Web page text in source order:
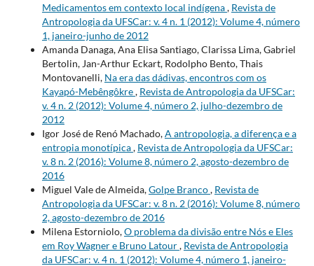
Medicamentos em contexto local indígena, Revista de
Antropologia da UFSCar: v. 4 n. 1 (2012): Volume 4, número
1, janeiro-junho de 2012
Amanda Danaga, Ana Elisa Santiago, Clarissa Lima, Gabriel
Bertolin, Jan-Arthur Eckart, Rodolpho Bento, Thais
Montovanelli, Na era das dádivas, encontros com os
Kayapó-Mebêngôkre, Revista de Antropologia da UFSCar:
v. 4 n. 2 (2012): Volume 4, número 2, julho-dezembro de
2012
Igor José de Renó Machado,A antropologia, a diferença e a
entropia monotípica, Revista de Antropologia da UFSCar:
v. 8 n. 2 (2016): Volume 8, número 2, agosto-dezembro de
2016
Miguel Vale de Almeida,Golpe Branco, Revista de
Antropologia da UFSCar: v. 8 n. 2 (2016): Volume 8, número
2, agosto-dezembro de 2016
Milena Estorniolo,O problema da divisão entre Nós e Eles
em Roy Wagner e Bruno Latour, Revista de Antropologia
da UFSCar: v. 4 n. 1 (2012): Volume 4, número 1, janeiro-